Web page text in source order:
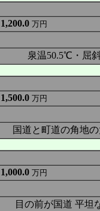
1,200.0 万円
泉温50.5℃・屈
1,500.0 万円
国道と町道の角地
1,000.0 万円
目の前が国道 平坦